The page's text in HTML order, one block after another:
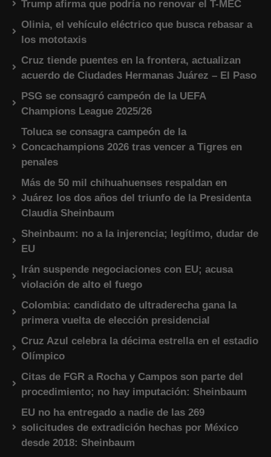
Trump afirma que podría no renovar el T-MEC
Olinia, el vehículo eléctrico que busca rebasar a
los mototaxis
Cruz tiende puentes en la frontera, actualizan
acuerdo de Ciudades Hermanas Juárez – El Paso
PSG se consagró campeón de la UEFA
Champions League 2025/26
Toluca se consagra campeón de la
Concachampions 2026 tras vencer a Tigres en
penales
Más de 50 mil chihuahuenses respaldan en
Juárez los dos años del triunfo de la Presidenta
Claudia Sheinbaum
Sheinbaum: no a la injerencia; legítimo, dudar de
EU
Irán suspende negociaciones con EU; acusa
violación de alto el fuego
Colombia: candidato de ultraderecha gana la
primera vuelta de elección presidencial
Cruz Azul celebra la décima estrella en el estadio
Olímpico
Citas de FGR a Rocha y Campos son parte del
procedimiento; no hay imputación: Sheinbaum
EU no ha entregado a nadie de las 269
solicitudes de extradición hechas por México
desde 2018: Sheinbaum